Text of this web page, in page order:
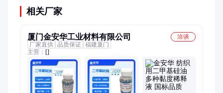
相关厂家
厦门金安华工业材料有限公司
洽谈
厂家直供 品质保证 福建厦门
主营： []